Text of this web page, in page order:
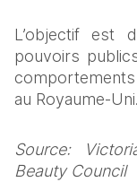
L’objectif est
pouvoirs
au Royaume-Uni.
Source:
Beauty Council